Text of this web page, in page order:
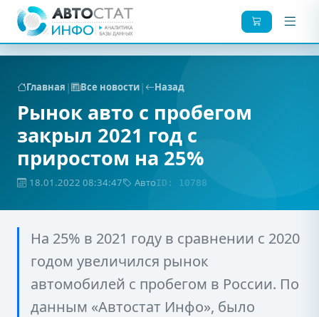
Главная | Все новости| Назад
Рынок авто с пробегом
закрыл 2021 год с
приростом на 25%
18.01.2022 08:34:47 АвтоID: 10788
На 25% в 2021 году в сравнении с 2020
годом увеличился рынок
автомобилей с пробегом в России. По
данным «Автостат Инфо», было